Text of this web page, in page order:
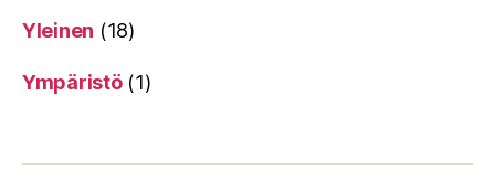
Yleinen (18)
Ympäristö(1)